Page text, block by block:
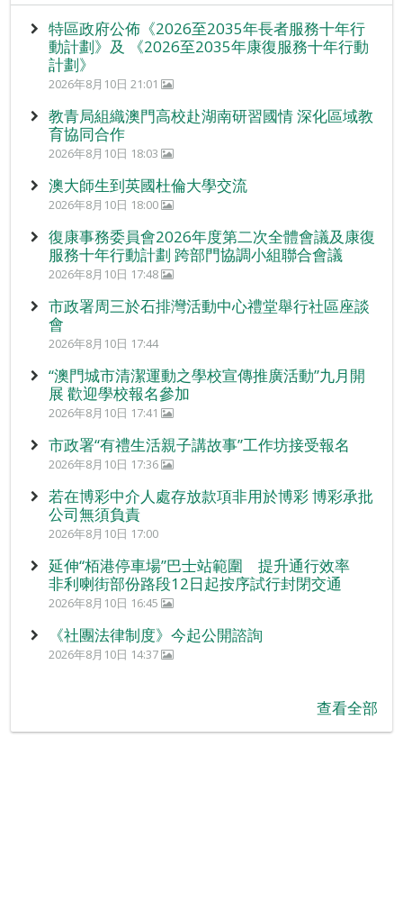
特區政府公佈《2026至2035年長者服務十年行
動計劃》及 《2026至2035年康復服務十年行動
計劃》
2026年8月10日 21:01
教青局組織澳門高校赴湖南研習國情 深化區域教
育協同合作
2026年8月10日 18:03
澳大師生到英國杜倫大學交流
2026年8月10日 18:00
復康事務委員會2026年度第二次全體會議及康復
服務十年行動計劃 跨部門協調小組聯合會議
2026年8月10日 17:48
市政署周三於石排灣活動中心禮堂舉行社區座談
會
2026年8月10日 17:44
“澳門城市清潔運動之學校宣傳推廣活動”九月開
展 歡迎學校報名參加
2026年8月10日 17:41
市政署“有禮生活親子講故事”工作坊接受報名
2026年8月10日 17:36
若在博彩中介人處存放款項非用於博彩 博彩承批
公司無須負責
2026年8月10日 17:00
延伸“栢港停車場”巴士站範圍 提升通行效率
非利喇街部份路段12日起按序試行封閉交通
2026年8月10日 16:45
《社團法律制度》今起公開諮詢
2026年8月10日 14:37
查看全部